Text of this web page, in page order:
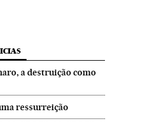
a destruição como
ressurreição